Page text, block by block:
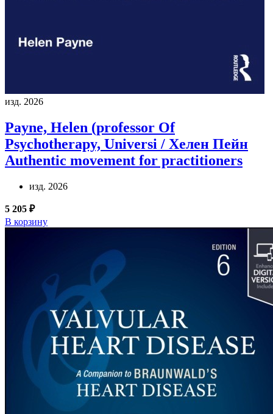
изд. 2026
Payne, Helen (professor Of
Psychotherapy, Universi / Хелен Пейн
Authentic movement for practitioners
изд. 2026
5 205 ₽
В корзину